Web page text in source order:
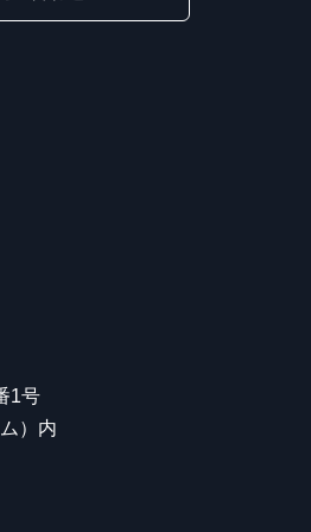
1号
）内